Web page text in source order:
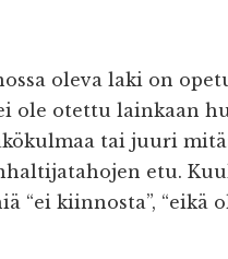
oleva laki on
ole otettu lainkaan
tai juuri
etu.
kiinnosta”, “eikä